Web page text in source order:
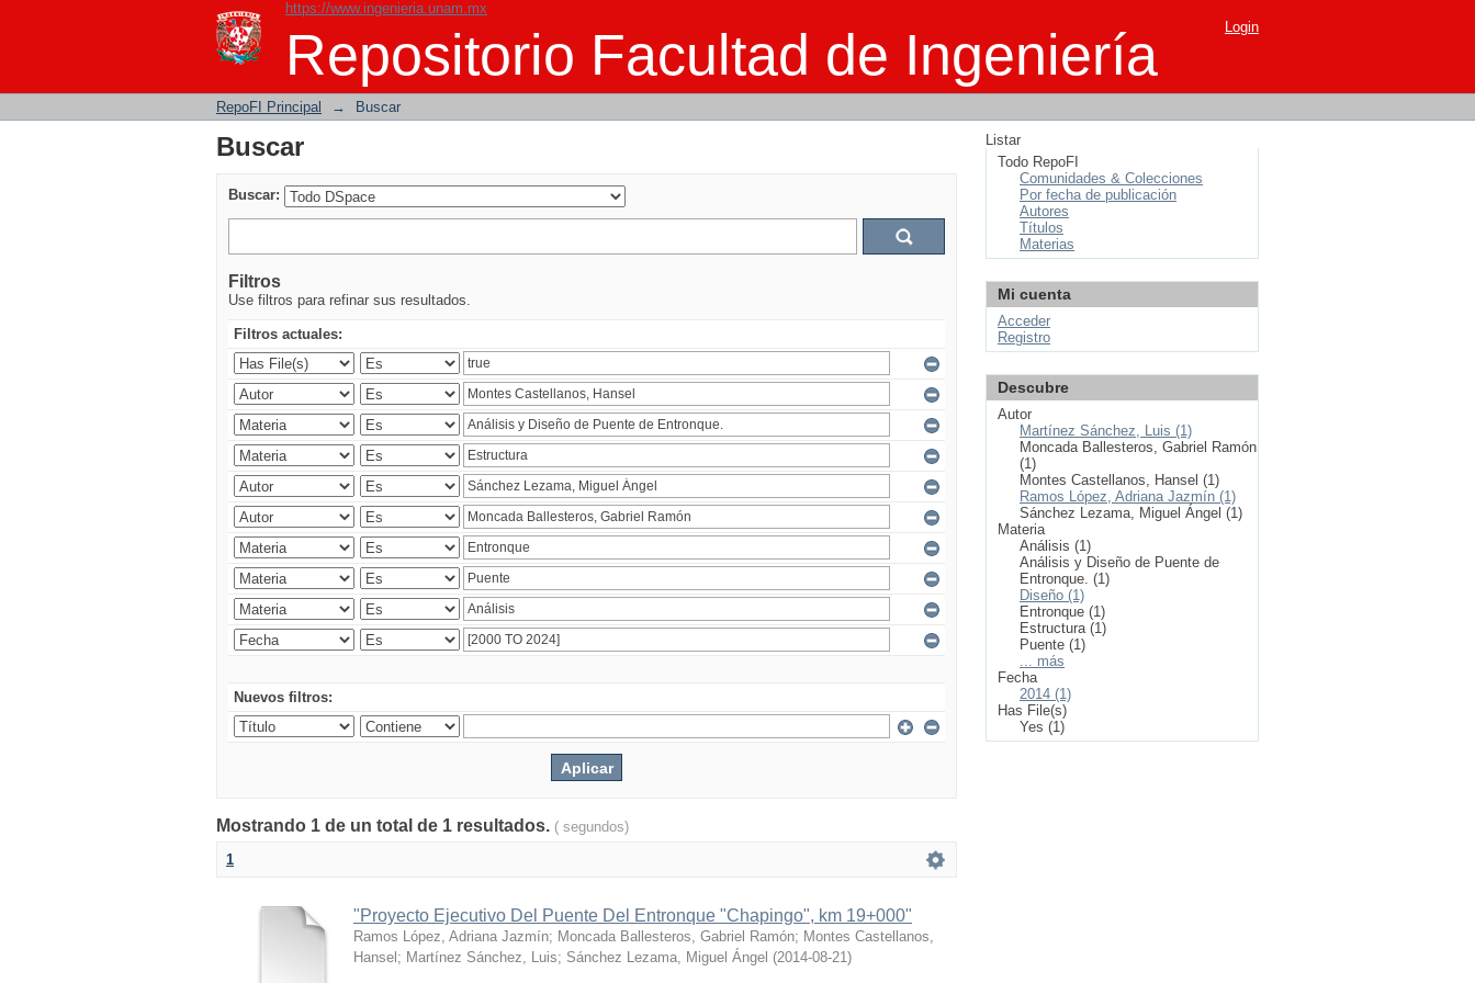
https://www.ingenieria.unam.mx
Repositorio Facultad de Ingeniería
Buscar Login
RepoFI Principal → Buscar
Buscar
Buscar:
Filtros
Use filtros para refinar sus resultados.
Filtros actuales:
Nuevos filtros:
Mostrando 1 de un total de 1 resultados. ( segundos)
1
"Proyecto Ejecutivo Del Puente Del Entronque "Chapingo", km 19+000"
Ramos López, Adriana Jazmín; Moncada Ballesteros, Gabriel Ramón; Montes Castellanos,
Hansel ; Martínez Sánchez, Luis; Sánchez Lezama, Miguel Ángel (2014-08-21)
Listar
Todo RepoFI
Comunidades & Colecciones
Por fecha de publicación
Autores
Títulos
Materias
Mi cuenta
Acceder
Registro
Descubre
Autor
Martínez Sánchez, Luis (1)
Moncada Ballesteros, Gabriel Ramón
(1)
Montes Castellanos, Hansel (1)
Ramos López, Adriana Jazmín (1)
Sánchez Lezama, Miguel Ángel (1)
Materia
Análisis (1)
Análisis y Diseño de Puente de
Entronque. (1)
Diseño (1)
Entronque (1)
Estructura (1)
Puente (1)
... más
Fecha
2014 (1)
Has File(s)
Yes (1)